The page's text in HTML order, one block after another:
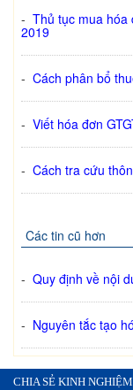
- Thủ tục mua hóa
2019
- Cách phân bổ
- Viết hóa đơn
- Cách tra cứu
Các tin cũ hơn
- Quy định về nội
- Nguyên tắc tạo
CHIA SẺ KINH NGHIỆM